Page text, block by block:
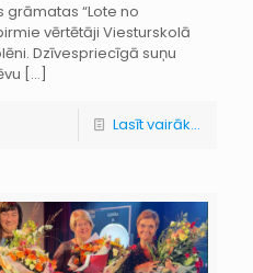
“Lote no
vērtētāji Viesturskolā
Dzīvespriecīgā suņu
[…]
Lasīt vairāk...